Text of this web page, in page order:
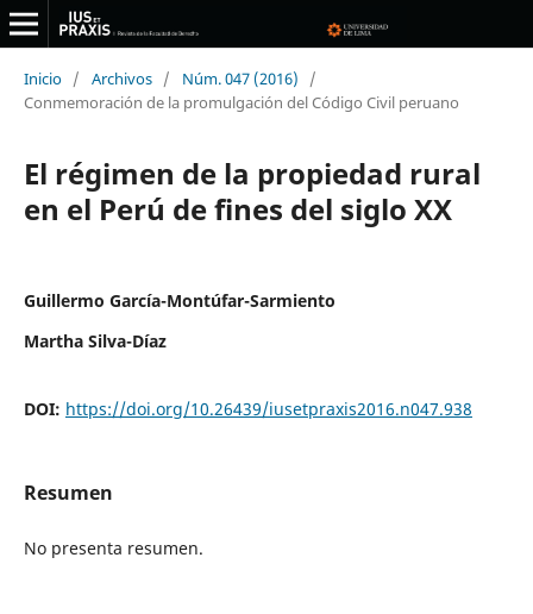
Inicio / Archivos / Núm. 047 (2016)
/
Conmemoración de la promulgación del Código Civil peruano
El régimen de la propiedad rural
en el Perú de fines del siglo XX
Guillermo García-Montúfar-Sarmiento
Martha Silva-Díaz
DOI: https://doi.org/10.26439/iusetpraxis2016.n047.938
Resumen
No presenta resumen.